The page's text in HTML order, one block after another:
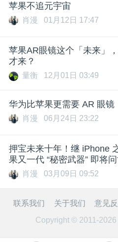
苹果不追元宇宙
肖漫 01月12日 17:47
苹果AR眼镜这个「未来」
才来？
量衡 12月01日 03:49
华为比苹果更需要 AR 眼镜
肖漫 06月24日 23:22
押宝未来十年！继 iPhone
果又一代 “秘密武器” 即将
肖漫 03月09日 09:52
联系我们 关于我们
意见
Copyright © 2011-2026